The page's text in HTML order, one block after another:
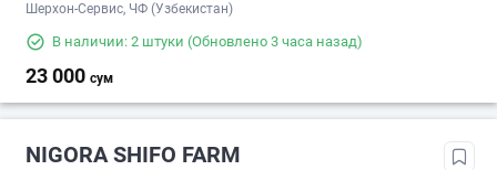
Шерхон-Сервис, ЧФ (Узбекистан)
В наличии: 2 штуки (Обновлено 3 часа назад)
23 000 сум
NIGORA SHIFO FARM